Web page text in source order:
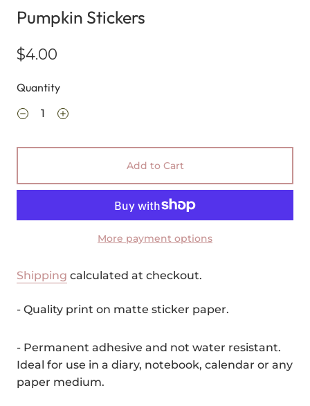
Pumpkin Stickers
$4.00
Quantity
Add to Cart
More payment options
Shipping calculated at checkout.
- Quality print on matte sticker paper.
- Permanent adhesive and not water resistant.
Ideal for use in a diary, notebook, calendar or any
paper medium.